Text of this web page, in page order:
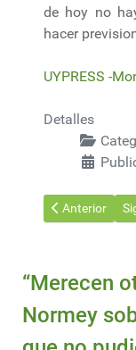
de hoy no
hacer
UYPRESS -
Detalles
Artículo
Anterior
“Merecen
Normey